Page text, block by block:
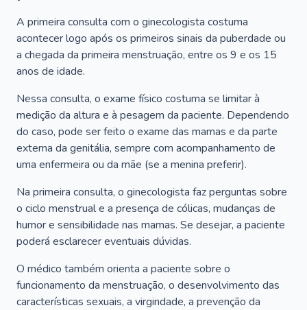
A primeira consulta com o ginecologista costuma
acontecer logo após os primeiros sinais da puberdade ou
a chegada da primeira menstruação, entre os 9 e os 15
anos de idade.
Nessa consulta, o exame físico costuma se limitar à
medição da altura e à pesagem da paciente. Dependendo
do caso, pode ser feito o exame das mamas e da parte
externa da genitália, sempre com acompanhamento de
uma enfermeira ou da mãe (se a menina preferir).
Na primeira consulta, o ginecologista faz perguntas sobre
o ciclo menstrual e a presença de cólicas, mudanças de
humor e sensibilidade nas mamas. Se desejar, a paciente
poderá esclarecer eventuais dúvidas.
O médico também orienta a paciente sobre o
funcionamento da menstruação, o desenvolvimento das
características sexuais, a virgindade, a prevenção da